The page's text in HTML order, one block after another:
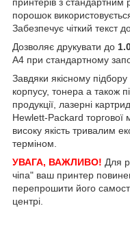
порошок
Забезпечує чіткий текст
Дозволяє друкувати до
А4 при стандартному
Завдяки якісному
корпусу, тонера а також
продукції, лазерні
Hewlett-Packard
високу якість тривалим
терміном.
УВАГА, ВАЖЛИВО! Для
чіпа" ваш принтер
перепрошити його
центрі.